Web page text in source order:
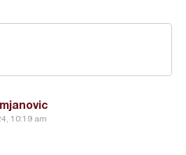
10:19 am